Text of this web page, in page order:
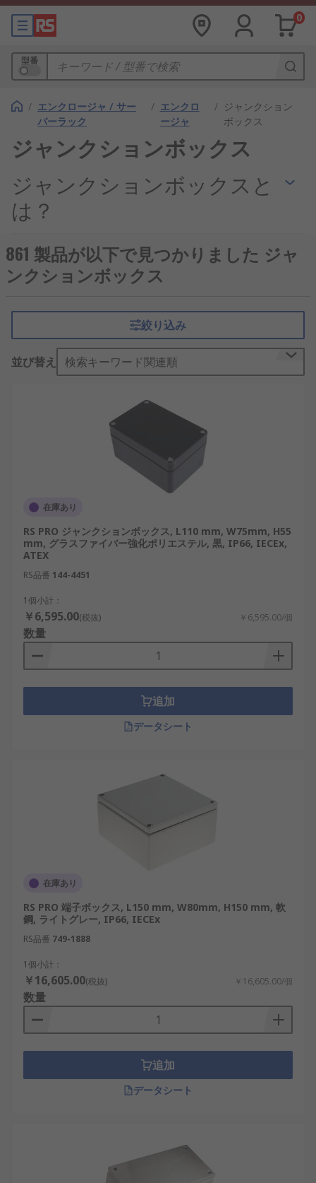
0
型番
/ エンクロージャ / サー
バーラック
/ エンクロ
ージャ
/ ジャンクション
ボックス
ジャンクションボックス
ジャンクションボックスと
は？
ジャンクションボックスは、電線やケーブルの接続
部、分岐部、端子台などを内部に収めて保護する電
気配線用のボックスです。接続箱とも呼ばれ、導体
ともに、配線の整理や点検をしやすくします。ケー
ブルを側面や底面の開口部から引き込み、内部の端
子台やコネクタで接続します。工場設備、制御盤、
建築設備、屋外照明、監視カメラ、通信設備、太陽
光発電設備など、幅広い用途で使用されます。
ジャンクションボックスの仕組み
ジャンクションボックスは、ケーブルの接続部を筐
体とカバーで囲い、外部環境から保護します。ケー
ケーブルグランド
管用アダプタなどを取り付けます。内部では端子
台、圧着端子、コネクタなどを使い、配線を中継・
分岐します。防水タイプは、カバー周囲のガスケッ
トや密閉性の高い引込部によって、水や粉じんの侵
ジャンクションボックスとスイッチボックス
の違い
ジャンクションボックスは、電線やケーブルの接
続、分岐、端子処理を内部に収めて保護することを
主な役割とします。通常はカバーを閉じた状態で使
用し、日常的に操作する部品を前面に配置すること
は想定されていません。
です。配線の接続だけでなく、操作部品を固定して
前面に露出させることを前提としています。接続部
を保護する場合はジャンクションボックス、操作機
器を取り付ける場合はスイッチボックスを基準に選
ジャンクションボックスの
種類
構成によって分類されます。
防水ジャンクションボックス
ケットや密閉型のケーブル引込部を備え、水
や粉じんがある場所で配線接続部を保護しま
す。
樹脂製ジャンクションボックス
ーボネート、ポリエステルなどを使用した軽
金属製ジャンクションボックス
ステンレス、アルミニウムなどの筐体を使用
し、耐衝撃性や機械的強度を重視する工場設
861 製品が以下で見つかりました ジャ
ンクションボックス
絞り込み
並び替え 検索キーワード関連順
在庫あり
RS PRO ジャンクションボックス, L110 mm, W75mm, H55
mm, グラスファイバー強化ポリエステル, 黒, IP66, IECEx,
ATEX
RS品番 144-4451
1個小計：
￥6,595.00(税抜) ￥6,595.00/個
数量
追加
データシート
在庫あり
RS PRO 端子ボックス, L150 mm, W80mm, H150 mm, 軟
鋼, ライトグレー, IP66, IECEx
RS品番 749-1888
1個小計：
￥16,605.00(税抜) ￥16,605.00/個
数量
追加
データシート